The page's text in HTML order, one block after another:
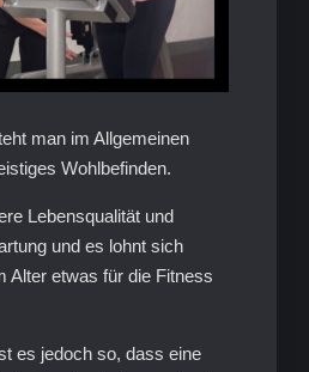
man im Allgemeinen
Wohlbefinden.
Lebensqualität und
und es lohnt sich
Alter etwas für die Fitness
es jedoch so, dass eine